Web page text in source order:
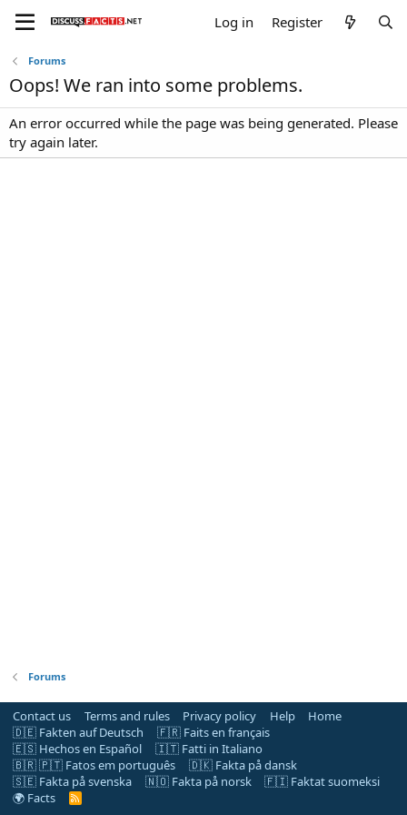
Log in Register
Forums
Oops! We ran into some problems.
An error occurred while the page was being generated. Please
try again later.
Forums
Contact us Terms and rules Privacy policy Help
Home
🇩🇪 Fakten auf Deutsch
🇫🇷 Faits en français
🇪🇸 Hechos en Español
🇮🇹 Fatti in Italiano
🇧🇷 🇵🇹 Fatos em português
🇩🇰 Fakta på dansk
🇸🇪 Fakta på svenska
🇳🇴 Fakta på norsk
🇫🇮 Faktat suomeksi
🌍 Facts
R